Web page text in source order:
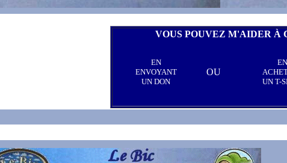
VOUS POUVEZ M'AIDER À
EN
ENVOYANT
UN DON
OU
EN
UN T-